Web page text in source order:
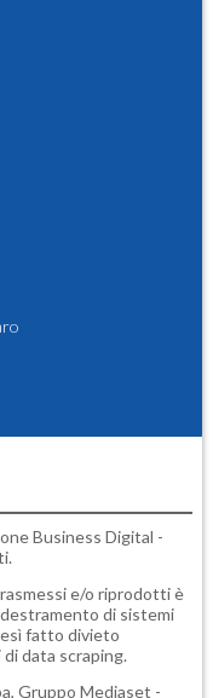
Business Digital -
e/o riprodotti è
di sistemi
fatto divieto
data scraping.
Gruppo Mediaset -